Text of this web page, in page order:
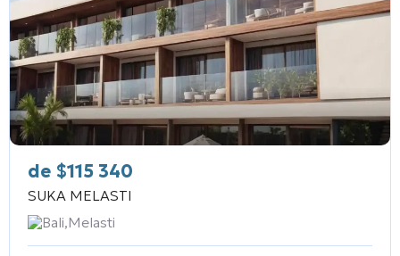
de $115 340
SUKA MELASTI
Bali,Melasti